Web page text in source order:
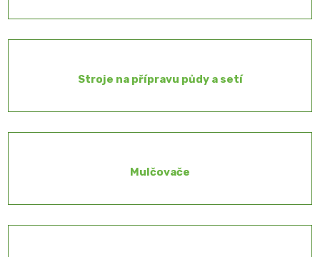
Stroje na přípravu půdy a setí
Mulčovače